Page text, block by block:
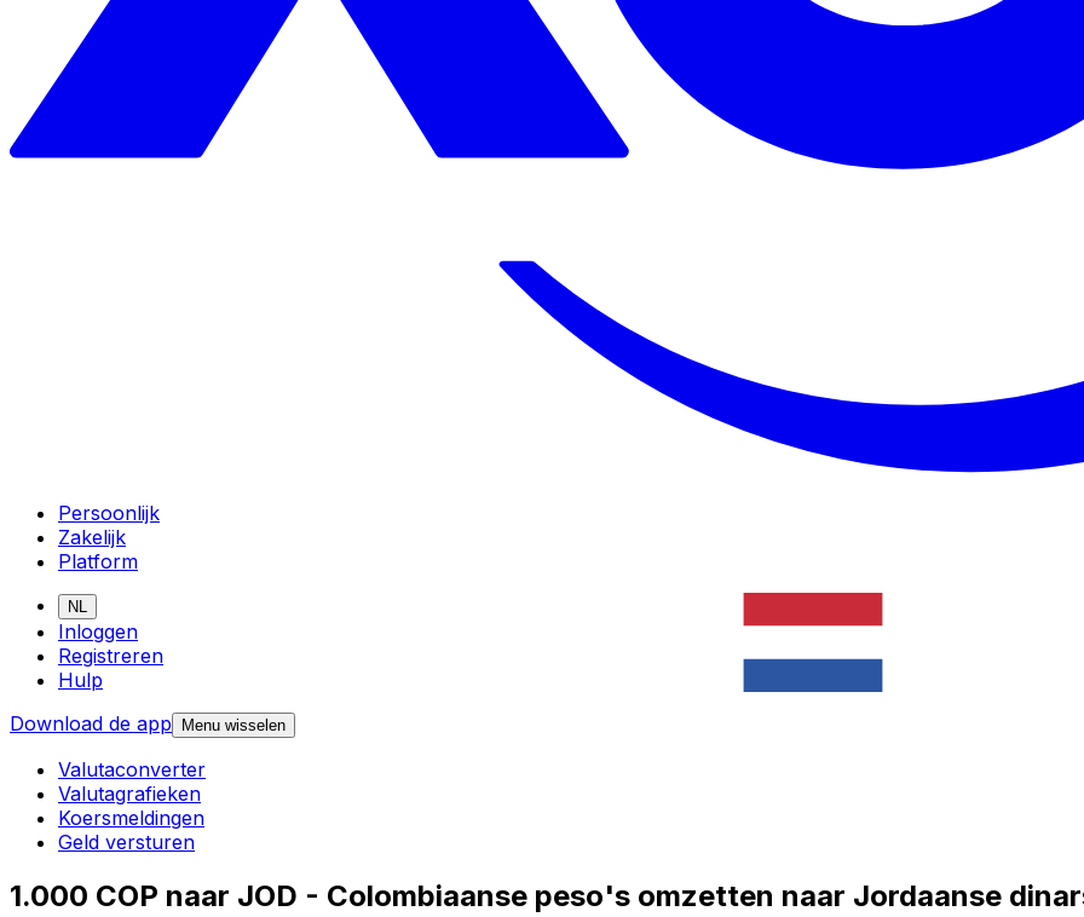
Persoonlijk
Zakelijk
Platform
NL
Inloggen
Registreren
Hulp
Download de app
Menu wisselen
Valutaconverter
Valutagrafieken
Koersmeldingen
Geld versturen
1.000 COP naar JOD - Colombiaanse peso's omzetten naar Jordaanse